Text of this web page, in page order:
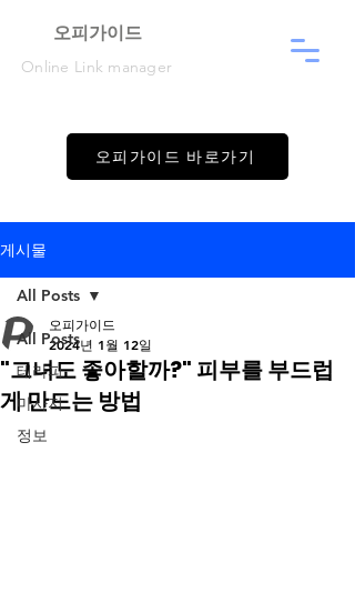
​오피가이드
Online Link manager
오피가이드 바로가기
게시물
All Posts
테라피
마사지
정보
All Posts
"그녀도 좋아할까?" 피부를 부드럽
게 만드는 방법
오피가이드
2024년 1월 12일